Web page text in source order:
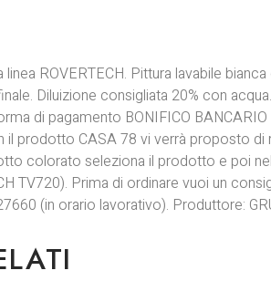
linea ROVERTECH. Pittura lavabile
Diluizione consigliata 20% con
di pagamento BONIFICO
il prodotto CASA 78 vi verrà proposto
colorato seleziona il prodotto e poi
TV720). Prima di ordinare vuoi un
(in orario lavorativo). Produttore: